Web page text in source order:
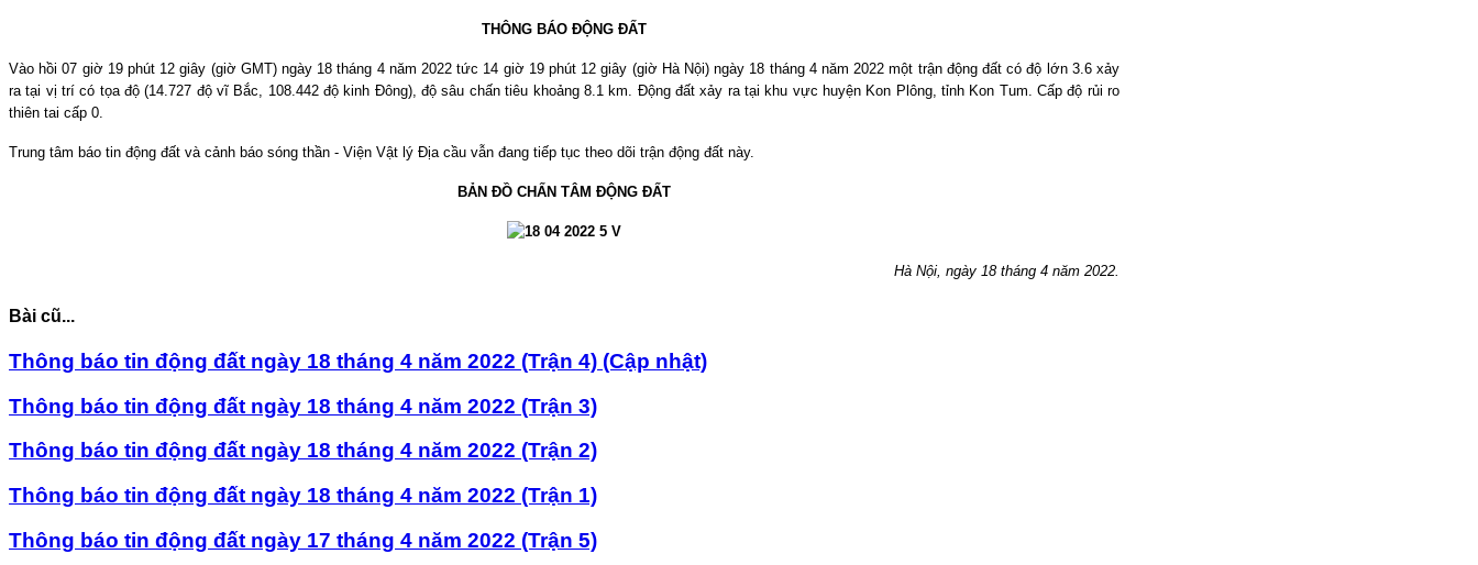
THÔNG BÁO ĐỘNG ĐẤT
Vào hồi07 giờ 19phút 12giây (giờ GMT) ngày 18 tháng 4 năm 2022 tức 14 giờ 19phút 12giây (giờ Hà Nội) ngày 18 tháng 4 năm 2022 một trận động đất có độ lớn 3.6xảy
ra tại vị trí có tọa độ (14.727 độ vĩ Bắc, 108.442độ kinh Đông), độ sâu chấn tiêu khoảng 8.1 km. Động đất xảy ra tại khu vực huyện Kon Plông, tỉnh Kon Tum. Cấp độ rủi ro
thiên tai cấp 0.
Trung tâm báo tin động đất và cảnh báo sóng thần - Viện Vật lý Địa cầu vẫn đang tiếp tục theo dõi trận động đất này.
BẢN ĐỒ CHẤN TÂM ĐỘNG ĐẤT
Hà Nội, ngày 18 tháng 4 năm 2022.
Bài cũ...
Thông báo tin động đất ngày 18 tháng 4 năm 2022 (Trận 4) (Cập nhật)
Thông báo tin động đất ngày 18 tháng 4 năm 2022 (Trận 3)
Thông báo tin động đất ngày 18 tháng 4 năm 2022 (Trận 2)
Thông báo tin động đất ngày 18 tháng 4 năm 2022 (Trận 1)
Thông báo tin động đất ngày 17 tháng 4 năm 2022 (Trận 5)